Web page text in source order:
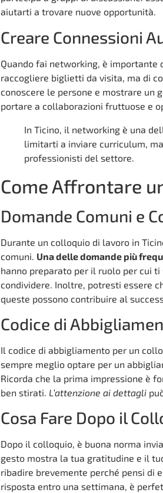
aiutarti a trovare nuove opportunità.
Creare Connessioni
Quando fai networking, è importante
raccogliere biglietti da visita, ma di
conoscere le persone e mostrare un
portare a collaborazioni fruttuose e
In Ticino, il networking è una
limitarti a inviare curriculum,
professionisti del settore.
Come Affrontare
Domande Comuni e
Durante un colloquio di lavoro in
comuni. Una delle domande più
hanno preparato per il ruolo per cui
condividere. Inoltre, potresti essere
queste possono contribuire al
Codice di
Il codice di abbigliamento per un
sempre meglio optare per un
Ricorda che la prima impressione è
ben stirati. L’attenzione ai dettagli
Cosa Fare Dopo il
Dopo il colloquio, è buona norma
gesto mostra la tua gratitudine e il
ribadire brevemente perché pensi di
risposta entro una settimana, è